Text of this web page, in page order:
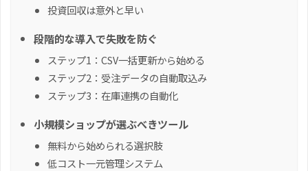
投資回収は意外と早い
段階的な導入で失敗を防ぐ
ステップ1：CSV一括更新から始める
ステップ2：受注データの自動取込み
ステップ3：在庫連携の自動化
小規模ショップが選ぶべきツール
無料から始められる選択肢
低コスト一元管理システム